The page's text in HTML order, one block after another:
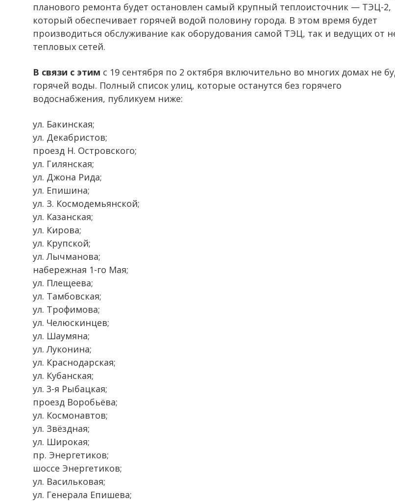
планового ремонта будет остановлен самый крупный теплоисточник — ТЭЦ-2,
который обеспечивает горячей водой половину города. В этом время будет
производиться обслуживание как оборудования самой ТЭЦ, так и ведущих от
тепловых сетей.
В связи с этим с 19 сентября по 2 октября включительно во многих домах не
горячей воды. Полный список улиц, которые останутся без горячего
водоснабжения, публикуем ниже:
ул. Бакинская;
ул. Декабристов;
проезд Н. Островского;
ул. Гилянская;
ул. Джона Рида;
ул. Епишина;
ул. З. Космодемьянской;
ул. Казанская;
ул. Кирова;
ул. Крупской;
ул. Лычманова;
набережная 1-го Мая;
ул. Плещеева;
ул. Тамбовская;
ул. Трофимова;
ул. Челюскинцев;
ул. Шаумяна;
ул. Луконина;
ул. Краснодарская;
ул. Кубанская;
ул. 3-я Рыбацкая;
проезд Воробьёва;
ул. Космонавтов;
ул. Звёздная;
ул. Широкая;
пр. Энергетиков;
шоссе Энергетиков;
ул. Васильковая;
ул. Генерала Епишева;